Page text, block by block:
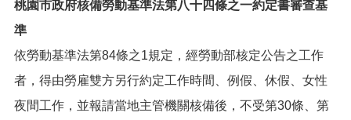
務
資
訊
便
服
桃園市政府核備勞動基準法第八十四條之一約定書審查基
準
依勞動基準法第84條之1規定，經勞動部核定公告之工作
者，得由勞雇雙方另行約定工作時間、例假、休假、女性
夜間工作，並報請當地主管機關核備後，不受第30條、第